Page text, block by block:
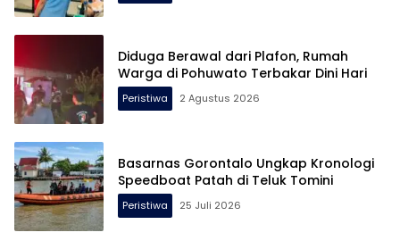
Diduga Berawal dari Plafon, Rumah
Warga di Pohuwato Terbakar Dini Hari
Peristiwa 2 Agustus 2026
Basarnas Gorontalo Ungkap Kronologi
Speedboat Patah di Teluk Tomini
Peristiwa 25 Juli 2026